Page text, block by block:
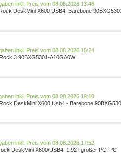
Preis vom 08.08.2026 13:46
DeskMini X600 USB4, Barebone
Preis vom 08.08.2026 18:24
3 90BXG5301-A10GA0W
Preis vom 08.08.2026 19:10
DeskMini X600 Usb4 - Barebone
Preis vom 08.08.2026 17:52
DeskMini X600/USB4, 1,92 l großer PC, PC